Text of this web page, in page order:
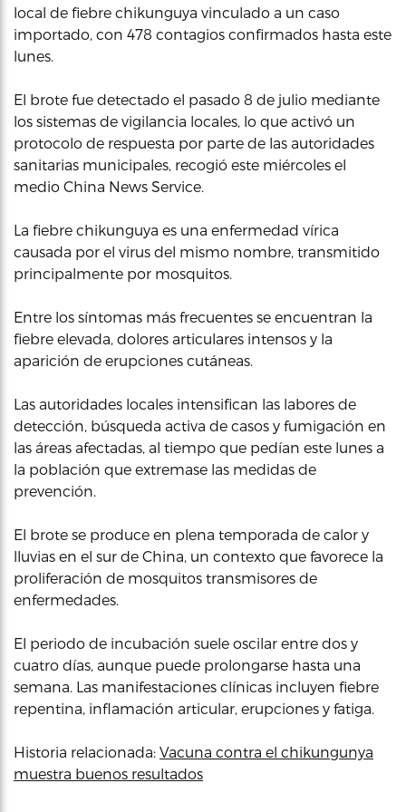
local de fiebre chikunguya vinculado a un caso
importado, con 478 contagios confirmados hasta este
lunes.
El brote fue detectado el pasado 8 de julio mediante
los sistemas de vigilancia locales, lo que activó un
protocolo de respuesta por parte de las autoridades
sanitarias municipales, recogió este miércoles el
medio China News Service.
La fiebre chikunguya es una enfermedad vírica
causada por el virus del mismo nombre, transmitido
principalmente por mosquitos.
Entre los síntomas más frecuentes se encuentran la
fiebre elevada, dolores articulares intensos y la
aparición de erupciones cutáneas.
Las autoridades locales intensifican las labores de
detección, búsqueda activa de casos y fumigación en
las áreas afectadas, al tiempo que pedían este lunes a
la población que extremase las medidas de
prevención.
El brote se produce en plena temporada de calor y
lluvias en el sur de China, un contexto que favorece la
proliferación de mosquitos transmisores de
enfermedades.
El periodo de incubación suele oscilar entre dos y
cuatro días, aunque puede prolongarse hasta una
semana. Las manifestaciones clínicas incluyen fiebre
repentina, inflamación articular, erupciones y fatiga.
Historia relacionada: Vacuna contra el chikungunya
muestra buenos resultados